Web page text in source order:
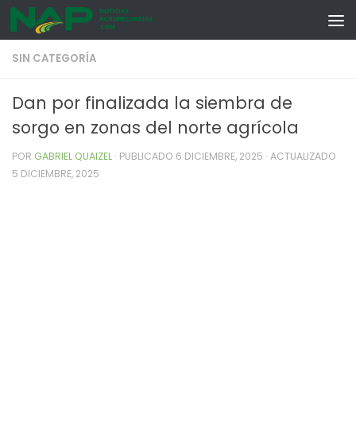
Skip to content
SIN CATEGORÍA
Dan por finalizada la siembra de
sorgo en zonas del norte agrícola
POR GABRIEL QUAIZEL · PUBLICADO 6 DICIEMBRE, 2025 · ACTUALIZADO
5 DICIEMBRE, 2025